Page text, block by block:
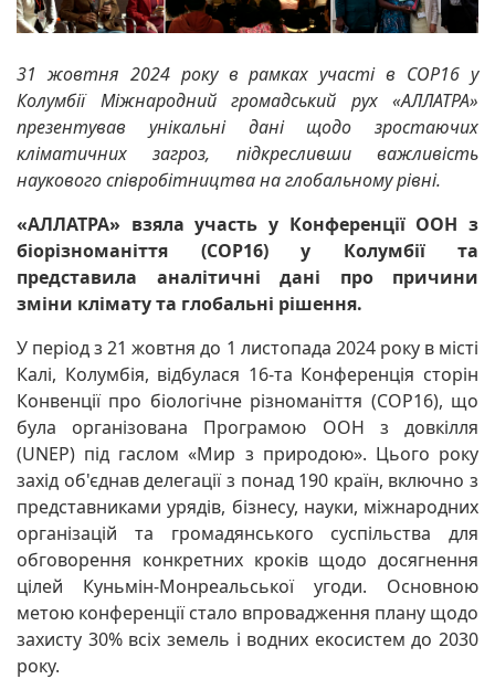
31 жовтня 2024 року в рамках участі в COP16 у
Колумбії Міжнародний громадський рух «АЛЛАТРА»
презентував унікальні дані щодо зростаючих
кліматичних загроз, підкресливши важливість
наукового співробітництва на глобальному рівні.
«АЛЛАТРА» взяла участь у Конференції ООН з
біорізноманіття (COP16) у Колумбії та
представила аналітичні дані про причини
зміни клімату та глобальні рішення.
У період з 21 жовтня до 1 листопада 2024 року в місті
Калі, Колумбія, відбулася 16-та Конференція сторін
Конвенції про біологічне різноманіття (COP16), що
була організована Програмою ООН з довкілля
(UNEP) під гаслом «Мир з природою». Цього року
захід об'єднав делегації з понад 190 країн, включно з
представниками урядів, бізнесу, науки, міжнародних
організацій та громадянського суспільства для
обговорення конкретних кроків щодо досягнення
цілей Куньмін-Монреальської угоди. Основною
метою конференції стало впровадження плану щодо
захисту 30% всіх земель і водних екосистем до 2030
року.